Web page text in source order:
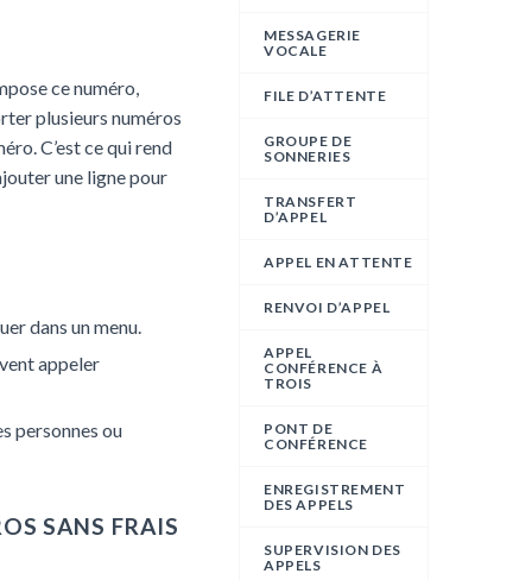
ce numéro,
plusieurs numéros
C’est ce qui rend
une ligne pour
dans un menu.
appeler
personnes ou
SANS FRAIS
MESSAGERIE
VOCALE
FILE D’ATTENTE
GROUPE DE
SONNERIES
TRANSFERT
D’APPEL
APPEL EN ATTENTE
RENVOI D’APPEL
APPEL
CONFÉRENCE À
TROIS
PONT DE
CONFÉRENCE
ENREGISTREMENT
DES APPELS
SUPERVISION DES
APPELS